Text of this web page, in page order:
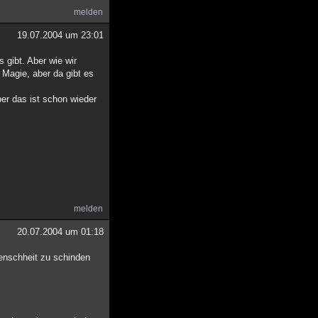
melden
19.07.2004 um 23:01
gibt. Aber wie wir
aber da gibt es
das ist schon wieder
melden
20.07.2004 um 01:18
zu schinden